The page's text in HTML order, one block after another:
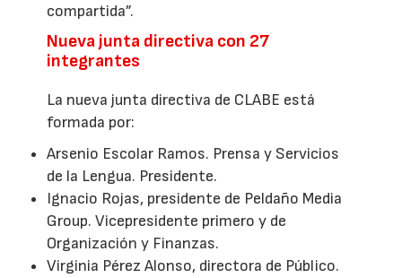
compartida”.
Nueva junta directiva con 27
integrantes
La nueva junta directiva de CLABE está
formada por:
Arsenio Escolar Ramos. Prensa y Servicios
de la Lengua. Presidente.
Ignacio Rojas, presidente de Peldaño Media
Group. Vicepresidente primero y de
Organización y Finanzas.
Virginia Pérez Alonso, directora de Público.